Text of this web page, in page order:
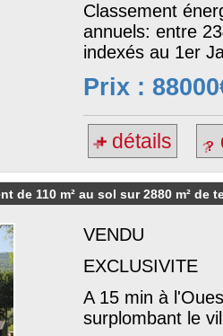
Classement
annuels: entre
indexés au 1er
Prix :
détails
de 110 m² au sol sur 2880 m² de
VENDU
EXCLUSIVITE
A 15 min à
surplombant le